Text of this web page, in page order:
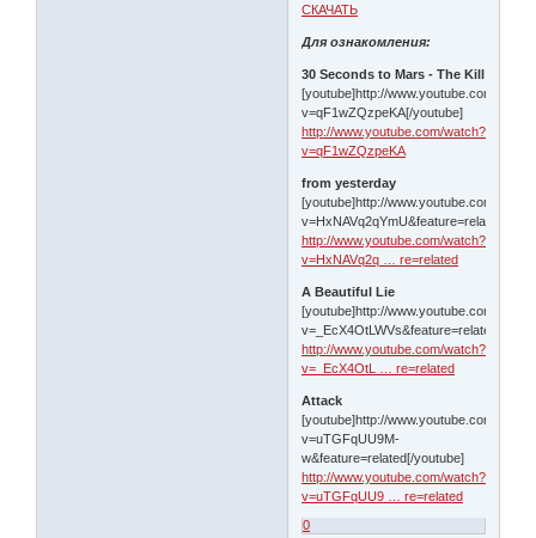
СКАЧАТЬ
Для ознакомления:
30 Seconds to Mars - The Kill
[youtube]http://www.youtube.com/
v=qF1wZQzpeKA[/youtube]
http://www.youtube.com/watch?
v=qF1wZQzpeKA
from yesterday
[youtube]http://www.youtube.com/
v=HxNAVq2qYmU&feature=related[/
http://www.youtube.com/watch?
v=HxNAVq2q … re=related
A Beautiful Lie
[youtube]http://www.youtube.com/
v=_EcX4OtLWVs&feature=related[/
http://www.youtube.com/watch?
v=_EcX4OtL … re=related
Attack
[youtube]http://www.youtube.com/
v=uTGFqUU9M-
w&feature=related[/youtube]
http://www.youtube.com/watch?
v=uTGFqUU9 … re=related
0